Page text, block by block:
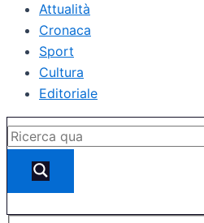
Attualità
Cronaca
Sport
Cultura
Editoriale